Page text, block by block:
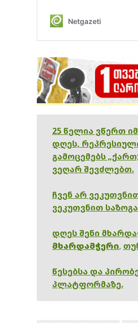
25 წელია ვწერთ
დღეს,
გამოცემებს
ვეღარ შევძლებთ.
ჩვენ არ
ვეკუთვნით
დღეს შენი
მხარდამჭერი,
წესებსა და
პლატფორმაზე.